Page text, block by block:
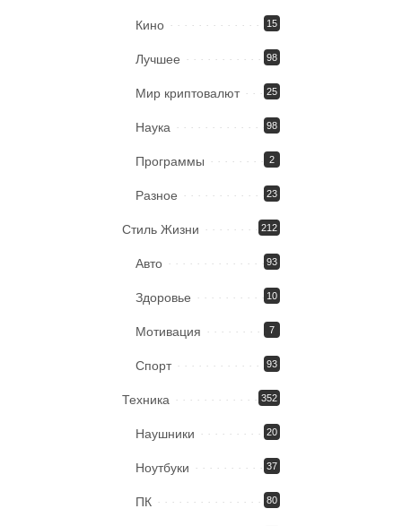
Кино 15
Лучшее 98
Мир криптовалют 25
Наука 98
Программы 2
Разное 23
Стиль Жизни 212
Авто 93
Здоровье 10
Мотивация 7
Спорт 93
Техника 352
Наушники 20
Ноутбуки 37
ПК 80